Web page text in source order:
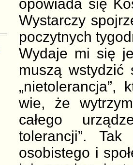
opowiada się
Wystarczy
poczytnych
Wydaje mi się
muszą
wie, że
całego
tolerancji”.
osobistego i